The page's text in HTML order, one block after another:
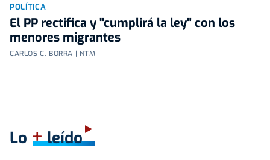
POLÍTICA
El PP rectifica y "cumplirá la ley" con los
menores migrantes
CARLOS C. BORRA | NTM
Lo +leído